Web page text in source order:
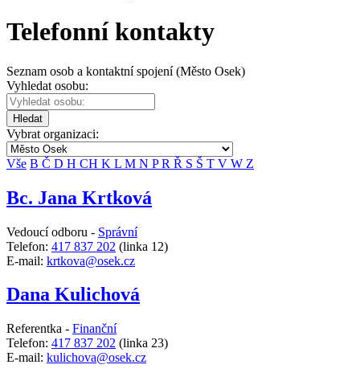
Telefonní kontakty
Seznam osob a kontaktní spojení (Město Osek)
Vyhledat osobu:
Hledat
Vybrat organizaci:
Vše B Č D H CH K L M N PR Ř S Š T V W Z
Bc. Jana Krtková
Vedoucí odboru - Správní
Telefon: 417 837 202 (linka 12)
E-mail: krtkova@osek.cz
Dana Kulichová
Referentka - Finanční
Telefon: 417 837 202 (linka 23)
E-mail: kulichova@osek.cz